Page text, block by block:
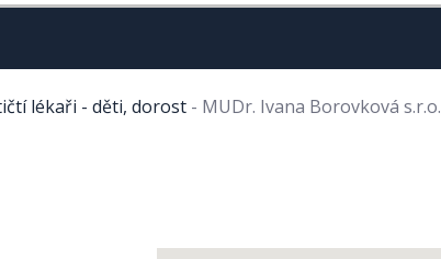
lékaři - děti, dorost - MUDr. Ivana Borovková s.r.o.